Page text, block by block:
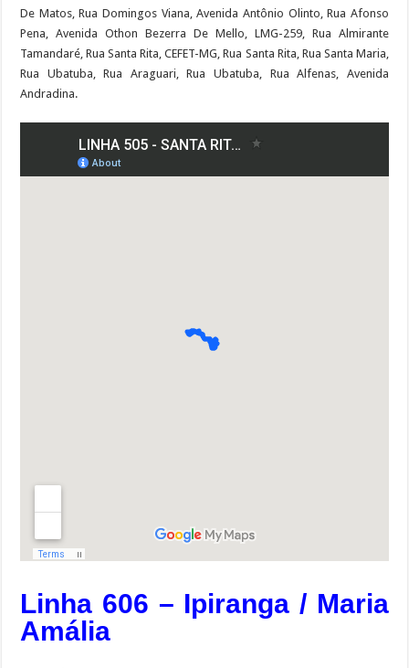
De Matos, Rua Domingos Viana, Avenida Antônio Olinto, Rua Afonso
Pena, Avenida Othon Bezerra De Mello, LMG-259, Rua Almirante
Tamandaré, Rua Santa Rita, CEFET-MG, Rua Santa Rita, Rua Santa Maria,
Rua Ubatuba, Rua Araguari, Rua Ubatuba, Rua Alfenas, Avenida
Andradina.
Linha 606 – Ipiranga / Maria
Amália